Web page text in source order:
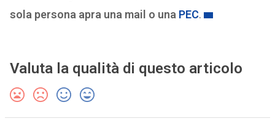
sola persona apra una mail o una PEC.
Valuta la qualità di questo articolo